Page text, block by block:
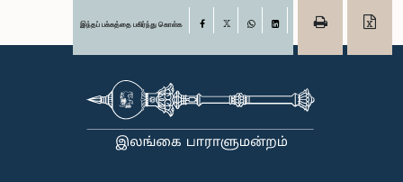
இந்தப் பக்கத்தை பகிர்ந்து கொள்க Facebook